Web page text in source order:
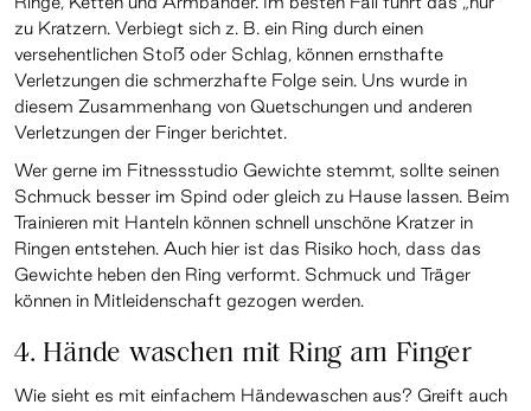
zu Kratzern. Verbiegt sich z. B. ein Ring durch einen
versehentlichen Stoß oder Schlag, können ernsthafte
Verletzungen die schmerzhafte Folge sein. Uns wurde in
diesem Zusammenhang von Quetschungen und anderen
Verletzungen der Finger berichtet.
Wer gerne im Fitnessstudio Gewichte stemmt, sollte seinen
Schmuck besser im Spind oder gleich zu Hause lassen. Beim
Trainieren mit Hanteln können schnell unschöne Kratzer in
Ringen entstehen. Auch hier ist das Risiko hoch, dass das
Gewichte heben den Ring verformt. Schmuck und Träger
können in Mitleidenschaft gezogen werden.
4. Hände waschen mit Ring am Finger
Wie sieht es mit einfachem Händewaschen aus? Greift auch